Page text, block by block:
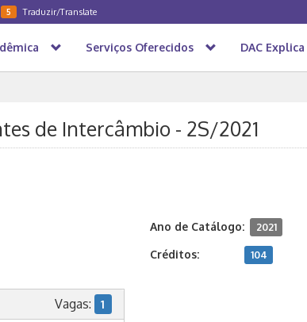
5 Traduzir/Translate
Serviços Oferecidos DAC Explica
de Intercâmbio - 2S/2021
Ano de Catálogo: 2021
Créditos: 104
Vagas: 1